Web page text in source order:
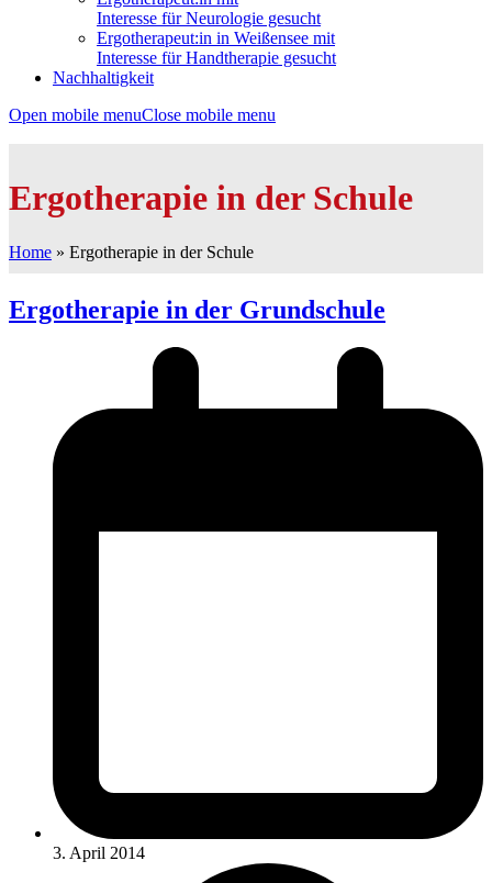
Interesse für Neurologie gesucht
Ergotherapeut:in in Weißensee mit
Interesse für Handtherapie gesucht
Nachhaltigkeit
Open mobile menuClose mobile menu
Ergotherapie in der Schule
Home » Ergotherapie in der Schule
Ergotherapie in der Grundschule
3. April 2014